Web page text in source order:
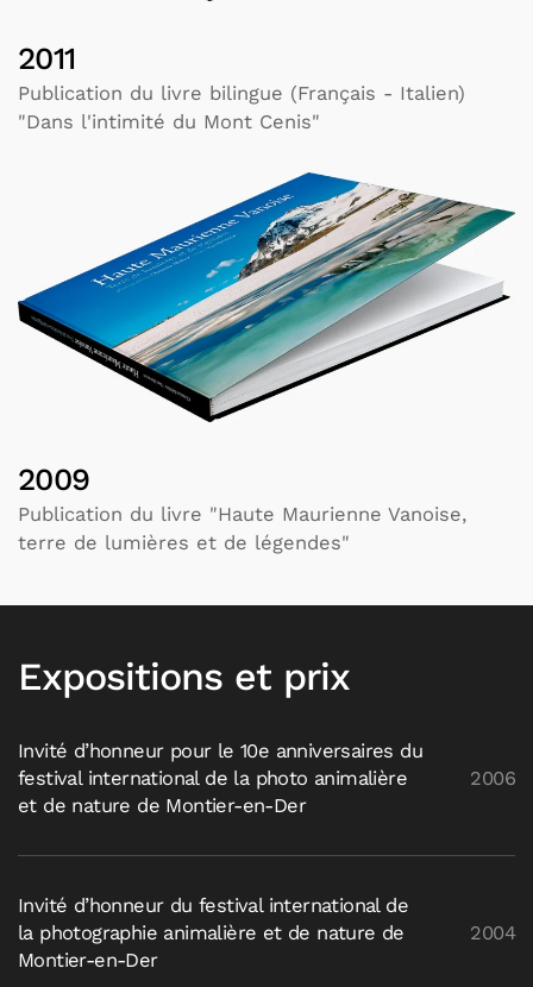
2011
Publication du livre bilingue (Français - Italien)
"Dans l'intimité du Mont Cenis"
2009
Publication du livre "Haute Maurienne Vanoise,
terre de lumières et de légendes"
Expositions et prix
Invité d’honneur pour le 10e anniversaires du
festival international de la photo animalière
et de nature de Montier-en-Der
2006
Invité d’honneur du festival international de
la photographie animalière et de nature de
Montier-en-Der
2004